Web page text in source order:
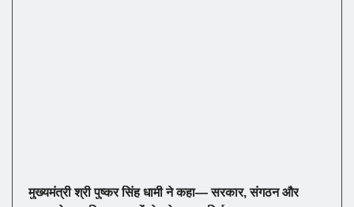
मुख्यमंत्री श्री पुष्कर सिंह धामी ने कहा— सरकार, संगठन और